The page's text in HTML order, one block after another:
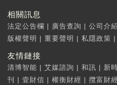
相關訊息
法定公告欄 | 廣告查詢 | 公司介紹
版權聲明 | 重要聲明 | 私隱政策 |
友情鏈接
清博智能 | 艾媒諮詢 | 和訊 | 新
刊
| 壹財信 | 權衡財經 | 攬富財經